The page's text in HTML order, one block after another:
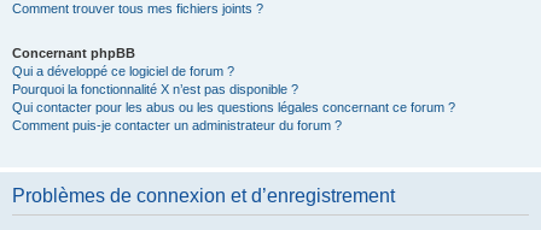
Comment trouver tous mes fichiers joints ?
Concernant phpBB
Qui a développé ce logiciel de forum ?
Pourquoi la fonctionnalité X n’est pas disponible ?
Qui contacter pour les abus ou les questions légales concernant ce forum ?
Comment puis-je contacter un administrateur du forum ?
Problèmes de connexion et d’enregistrement